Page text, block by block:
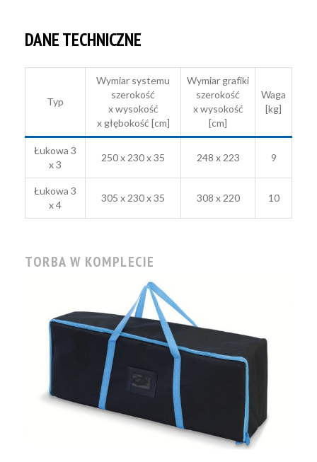
DANE TECHNICZNE
Typ
Wymiar systemu
szerokość
x wysokość
x głębokość [cm]
Wymiar grafiki
szerokość
x wysokość
[cm]
Waga
[kg]
Łukowa 3
x 3
250 x 230 x 35 248 x 223 9
Łukowa 3
x 4
305 x 230 x 35 308 x 220 10
TORBA W KOMPLECIE